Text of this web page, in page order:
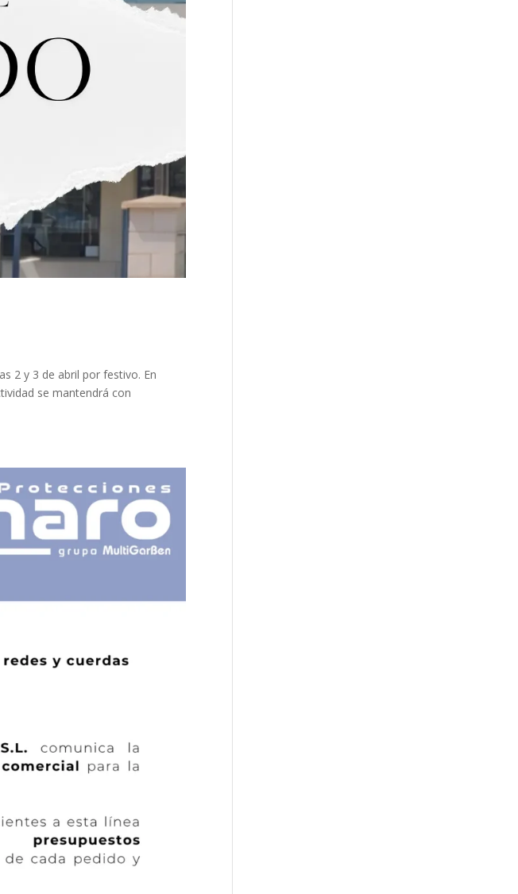
2 y 3 de abril por festivo. En
se mantendrá con